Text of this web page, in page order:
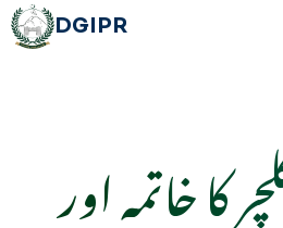
DGIPR
کا خاتمہ اور